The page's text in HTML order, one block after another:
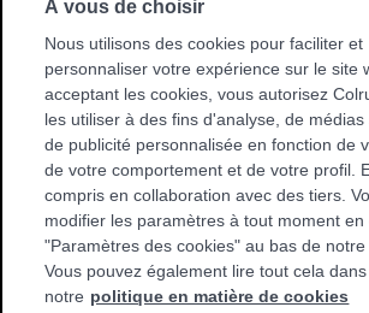
nous
nous
Trouvez une salle de sport près
Trouvez
une
sport
près
de
chez
À vous de choisir
Nous utilisons des cookies pour faciliter et
personnaliser votre expérience sur le site
acceptant les cookies, vous autorisez
les utiliser à des fins d'analyse, de médias
de publicité personnalisée en fonction de
de votre comportement et de votre profil.
compris en collaboration avec des tiers.
modifier les paramètres à tout moment en
"Paramètres des cookies" au bas de notre
Vous pouvez également lire tout cela dans
notre politique en matière de cookies